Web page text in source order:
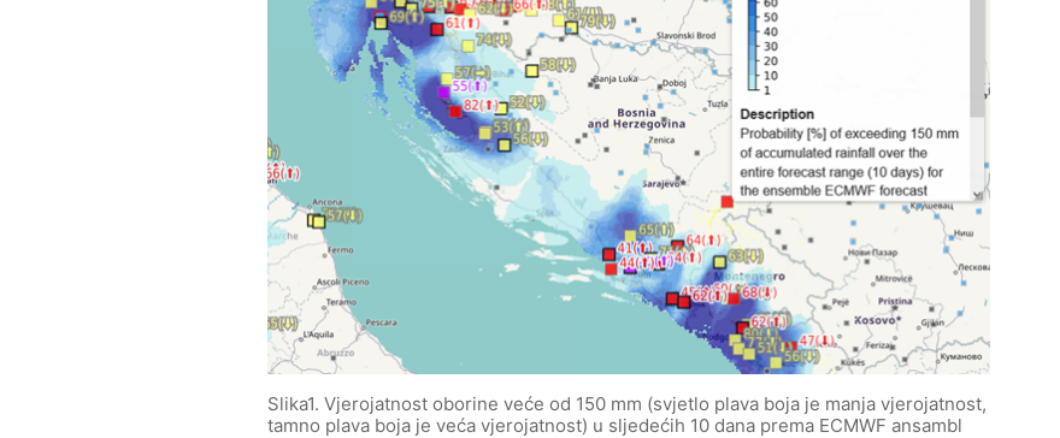
Slika1. Vjerojatnost oborine veće od 150 mm (svjetlo plava boja je manja vjerojatnost,
tamno plava boja je veća vjerojatnost) u sljedećih 10 dana prema ECMWF ansambl